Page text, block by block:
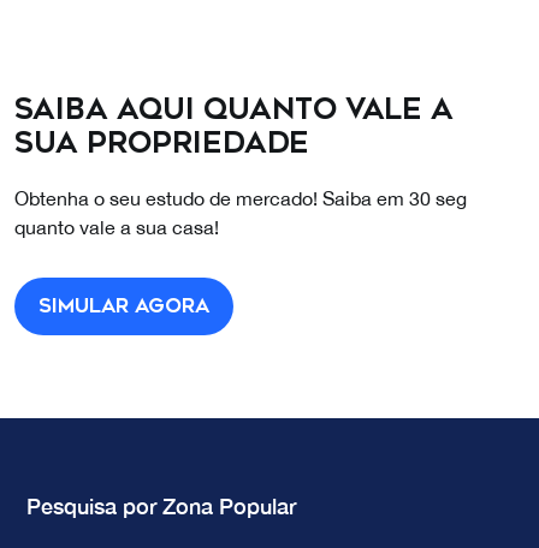
Saiba aqui quanto vale a
sua propriedade
Obtenha o seu estudo de mercado! Saiba em 30 seg
quanto vale a sua casa!
Simular agora
Pesquisa por Zona Popular